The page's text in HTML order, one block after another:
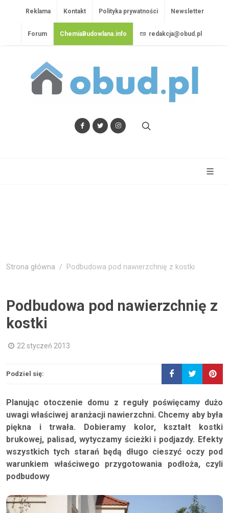
Reklama Kontakt Polityka prywatności Newsletter
Forum ChemiaBudowlana.info redakcja@obud.pl
Strona główna Podbudowa pod nawierzchnię z kostki
Podbudowa pod nawierzchnię z
kostki
22 styczeń 2013
Podziel się:
Planując otoczenie domu z reguły poświęcamy dużo
uwagi właściwej aranżacji nawierzchni. Chcemy aby była
piękna i trwała. Dobieramy kolor, kształt kostki
brukowej, palisad, wytyczamy ścieżki i podjazdy. Efekty
wszystkich tych starań będą długo cieszyć oczy pod
warunkiem właściwego przygotowania podłoża, czyli
podbudowy